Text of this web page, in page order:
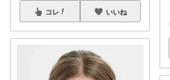
コレ いいね